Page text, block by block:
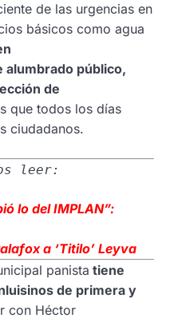
de las urgencias en
básicos como agua
alumbrado público,
de
que todos los días
ciudadanos.
leer:
lo del IMPLAN”:
a ‘Titilo’ Leyva
panista tiene
de primera y
con Héctor